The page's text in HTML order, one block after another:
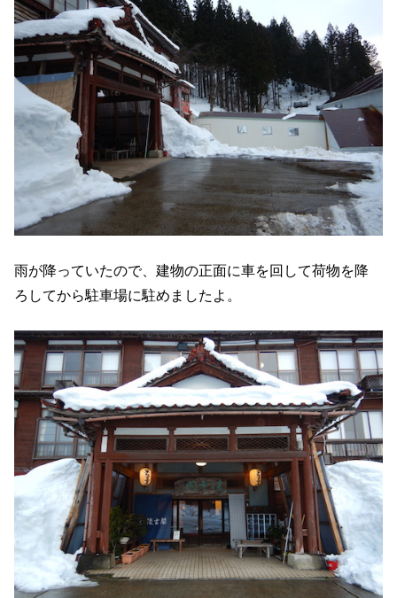
雨が降っていたので、建物の正面に車を回して荷物を降
ろしてから駐車場に駐めましたよ。